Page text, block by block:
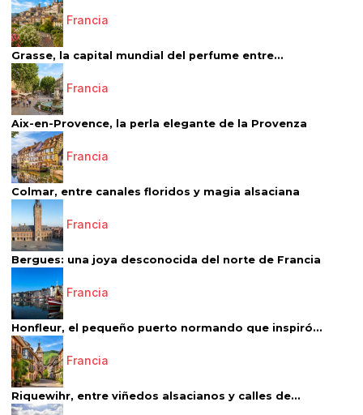
Francia
Grasse, la capital mundial del perfume entre...
Francia
Aix-en-Provence, la perla elegante de la Provenza
Francia
Colmar, entre canales floridos y magia alsaciana
Francia
Bergues: una joya desconocida del norte de Francia
Francia
Honfleur, el pequeño puerto normando que inspiró...
Francia
Riquewihr, entre viñedos alsacianos y calles de...